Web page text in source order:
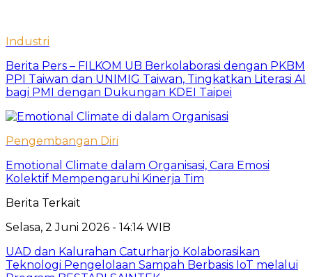
Industri
Berita Pers – FILKOM UB Berkolaborasi dengan PKBM
PPI Taiwan dan UNIMIG Taiwan, Tingkatkan Literasi AI
bagi PMI dengan Dukungan KDEI Taipei
Pengembangan Diri
Emotional Climate dalam Organisasi, Cara Emosi
Kolektif Mempengaruhi Kinerja Tim
Berita Terkait
Selasa, 2 Juni 2026 - 14:14 WIB
UAD dan Kalurahan Caturharjo Kolaborasikan
Teknologi Pengelolaan Sampah Berbasis IoT melalui